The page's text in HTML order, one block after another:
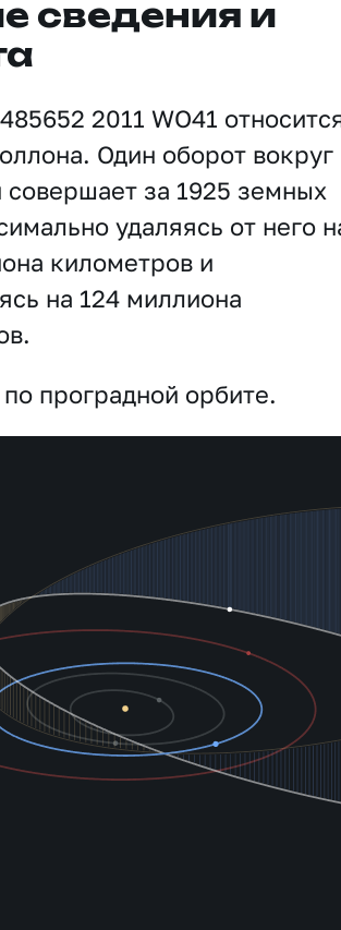
сведения и
2011 WO41
Один оборот вокруг
совершает за 1925 земных
удаляясь от него
километров и
на 124 миллиона
проградной орбите.